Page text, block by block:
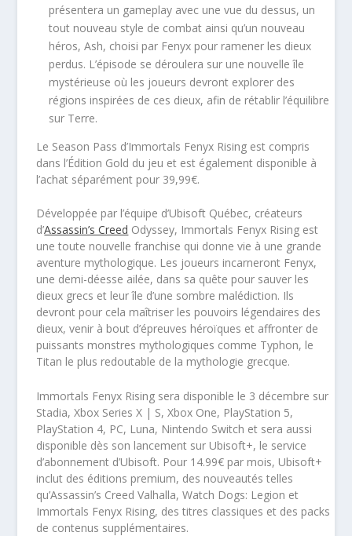
présentera un gameplay avec une vue du dessus, un
tout nouveau style de combat ainsi qu’un nouveau
héros, Ash, choisi par Fenyx pour ramener les dieux
perdus. L’épisode se déroulera sur une nouvelle île
mystérieuse où les joueurs devront explorer des
régions inspirées de ces dieux, afin de rétablir l’équilibre
sur Terre.
Le Season Pass d’Immortals Fenyx Rising est compris
dans l’Édition Gold du jeu et est également disponible à
l’achat séparément pour 39,99€.
Développée par l’équipe d’Ubisoft Québec, créateurs
d’Assassin’s Creed Odyssey, Immortals Fenyx Rising est
une toute nouvelle franchise qui donne vie à une grande
aventure mythologique. Les joueurs incarneront Fenyx,
une demi-déesse ailée, dans sa quête pour sauver les
dieux grecs et leur île d’une sombre malédiction. Ils
devront pour cela maîtriser les pouvoirs légendaires des
dieux, venir à bout d’épreuves héroïques et affronter de
puissants monstres mythologiques comme Typhon, le
Titan le plus redoutable de la mythologie grecque.
Immortals Fenyx Rising sera disponible le 3 décembre sur
Stadia, Xbox Series X | S, Xbox One, PlayStation 5,
PlayStation 4, PC, Luna, Nintendo Switch et sera aussi
disponible dès son lancement sur Ubisoft+, le service
d’abonnement d’Ubisoft. Pour 14.99€ par mois, Ubisoft+
inclut des éditions premium, des nouveautés telles
qu’Assassin’s Creed Valhalla, Watch Dogs: Legion et
Immortals Fenyx Rising, des titres classiques et des packs
de contenus supplémentaires.